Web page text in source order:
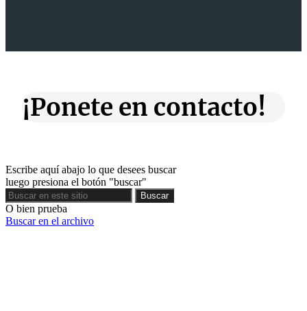
¡Ponete en contacto!
Escribe aquí abajo lo que desees buscar
luego presiona el botón "buscar"
Buscar
Buscar
O bien prueba
Buscar en el archivo